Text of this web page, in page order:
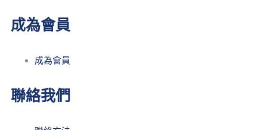
成為會員
成為會員
聯絡我們